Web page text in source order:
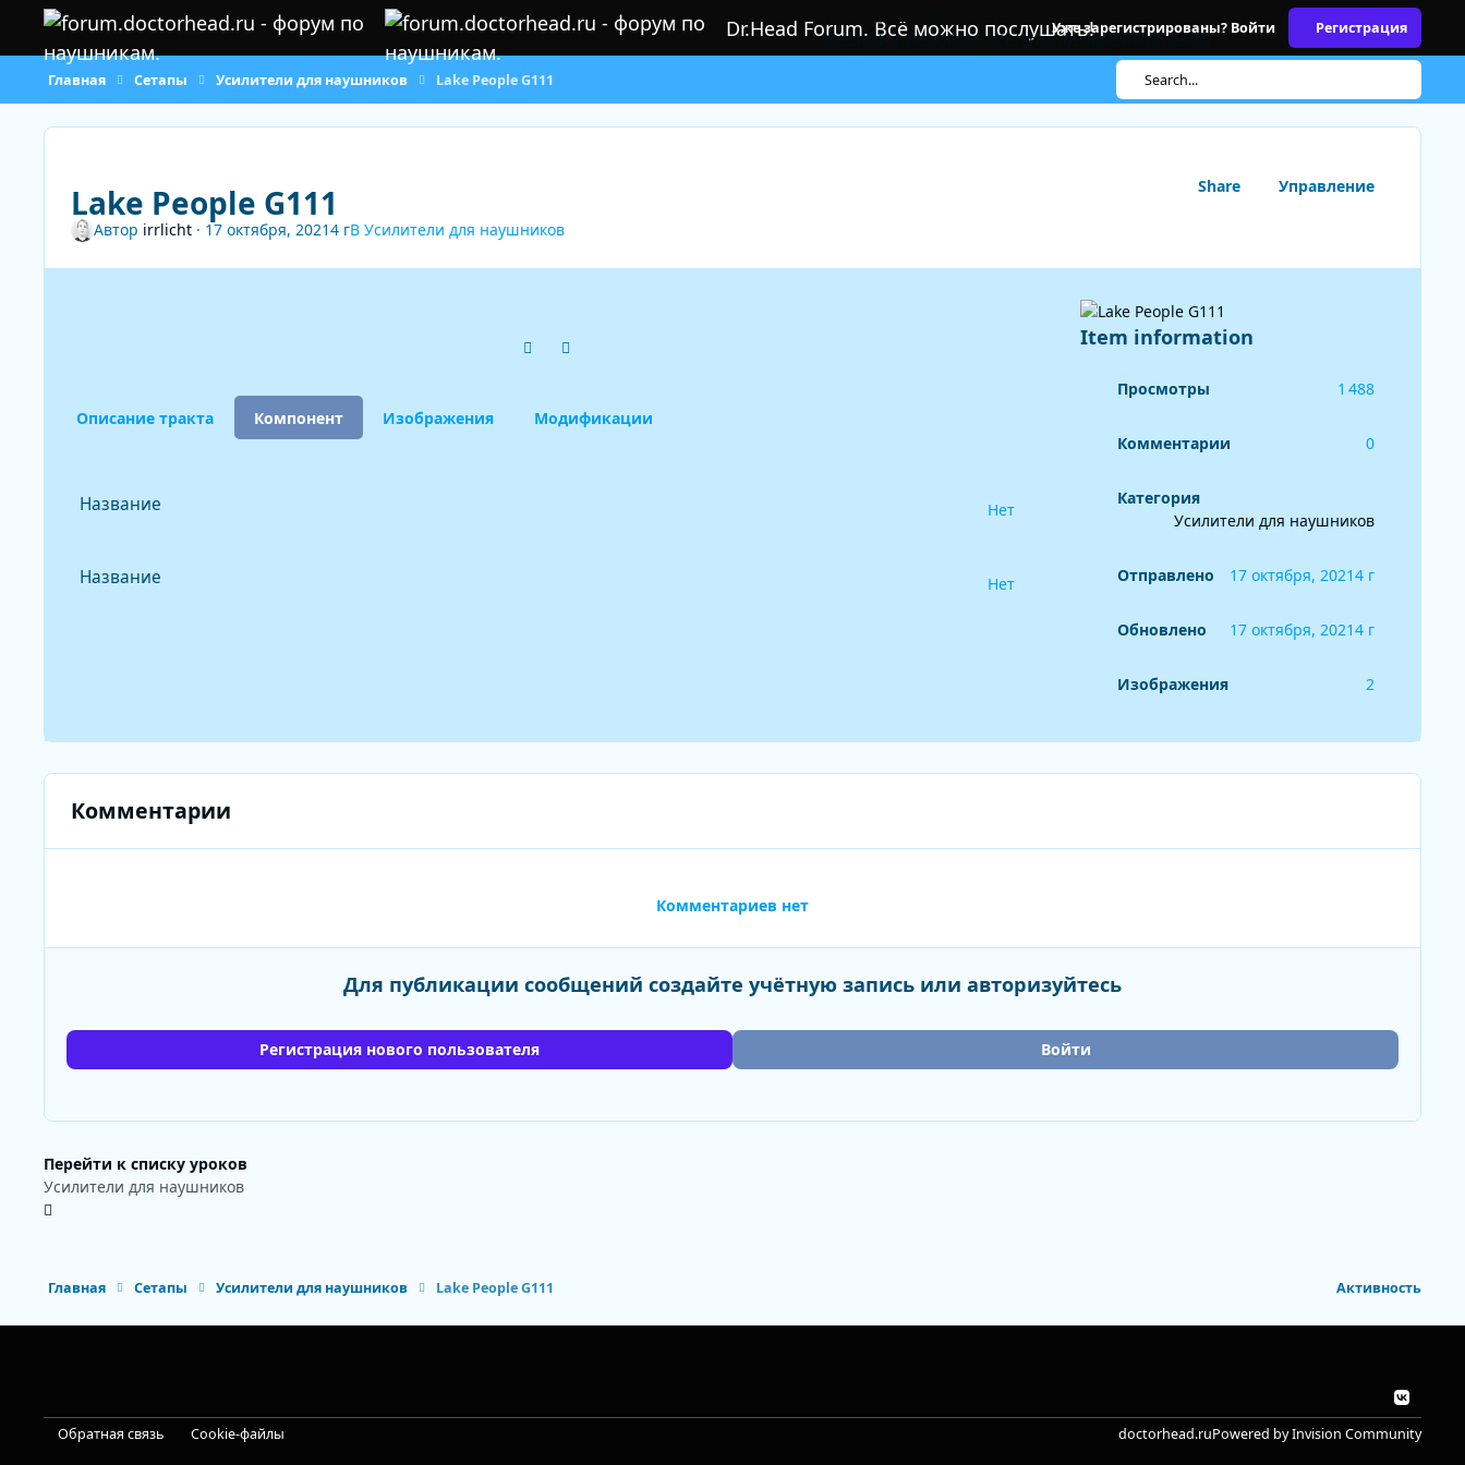
Перейти к содержанию
Dr.Head Forum. Всё можно послушать!
Медиа ФорумыОбзорыСетапыОбъявленияПравила
Уже зарегистрированы? Войти Регистрация
Главная Сетапы Усилители для наушников Lake People G111 Search...
Lake People G111 Share Управление
Автор irrlicht· 17 октября, 20214 гВ Усилители для наушников
Previous carousel slide
Next carousel slide
Описание тракта Компонент Изображения Модификации
Название Нет
Название Нет
Item information
Просмотры 1 488
Комментарии 0
Категория
Усилители для наушников
Отправлено 17 октября, 20214 г
Обновлено 17 октября, 20214 г
Изображения 2
Комментарии
Комментариев нет
Для публикации сообщений создайте учётную запись или авторизуйтесь
Регистрация нового пользователя Войти
Перейти к списку уроков
Усилители для наушников
Главная Сетапы Усилители для наушников Lake People G111 Активность
k
Обратная связь Cookie-файлы doctorhead.ruPowered byInvision Community